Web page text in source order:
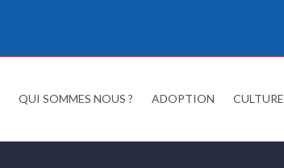
QUI SOMMES NOUS ? ADOPTION CULTURE